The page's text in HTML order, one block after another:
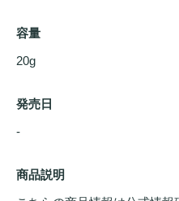
容量
20g
発売日
-
商品説明